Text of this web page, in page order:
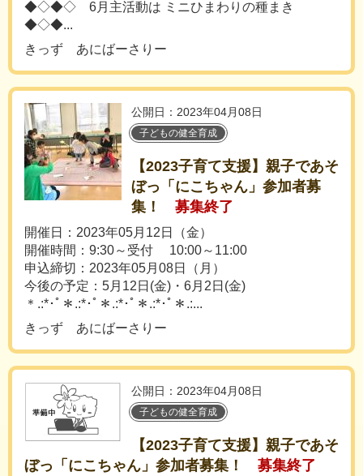
◆◇◆◇ 6月主活動は ミニひまわりの種まき
◆◇◆...
きっず あにばーさりー
公開日：2023年04月08日
子どもの健全育成
【2023子育て支援】親子であそ
ぼっ「にこちゃん」参加者募
集！
募集終了
開催日：2023年05月12日（金）
開催時間：9:30～受付 10:00～11:00
申込締切：2023年05月08日（月）
今後の予定：5月12日(金)・6月2日(金)
＊.:*･ﾟ＊.:*･ﾟ＊.:*･ﾟ＊.:*･ﾟ＊.:...
きっず あにばーさりー
公開日：2023年04月08日
子どもの健全育成
【2023子育て支援】親子であそ
ぼっ「にこちゃん」参加者募集！
募集終了